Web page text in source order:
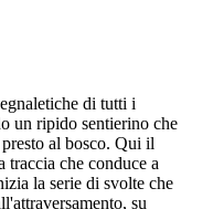
di tutti i
un ripido sentierino che
al bosco. Qui il
traccia che conduce a
la serie di svolte che
su